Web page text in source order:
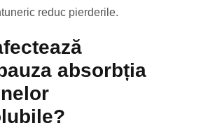
reduc pierderile.
absorbția